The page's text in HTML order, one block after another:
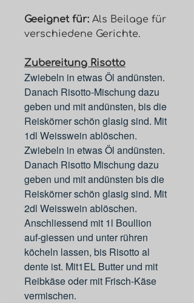
Geeignet für: Als Beilage für
verschiedene Gerichte.
Zubereitung Risotto
Zwiebeln in etwas Öl andünsten.
Danach Risotto-Mischung dazu
geben und mit andünsten, bis die
Reiskörner schön glasig sind. Mit
1dl Weisswein ablöschen.
Zwiebeln in etwas Öl andünsten.
Danach Risotto Mischung dazu
geben und mit andünsten bis die
Reiskörner schön glasig sind. Mit
2dl Weisswein ablöschen.
Anschliessend mit 1l Boullion
auf-giessen und unter rühren
köcheln lassen, bis Risotto al
dente ist. Mit1EL Butter und mit
Reibkäse oder mit Frisch-Käse
vermischen.